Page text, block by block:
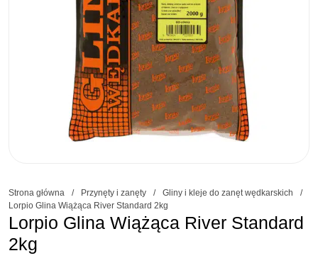
Strona główna / Przynęty i zanęty / Gliny i kleje do zanęt wędkarskich
/
Lorpio Glina Wiążąca River Standard 2kg
Lorpio Glina Wiążąca River Standard
2kg